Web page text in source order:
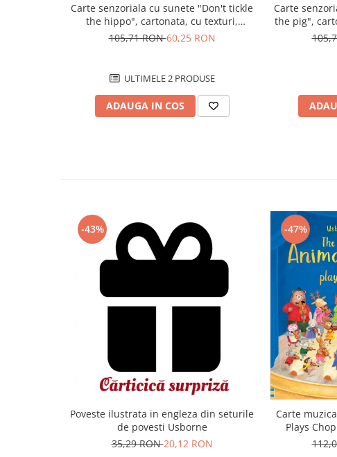
Carte senzoriala cu sunete "Don't tickle
the hippo", cartonata, cu texturi,
Usborne
105,71 RON60,25 RON
ULTIMELE 2 PRODUSE
ADAUGA IN COS
Carte
the pig",
-43%
Poveste ilustrata in engleza din seturile
de povesti Usborne
35,29 RON20,12 RON
-47%
Carte
Plays